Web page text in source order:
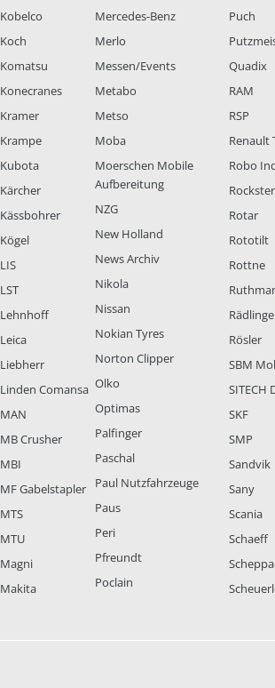
Kobelco
Koch
Komatsu
Konecranes
Kramer
Krampe
Kubota
Kärcher
Kässbohrer
Kögel
LIS
LST
Lehnhoff
Leica
Liebherr
Linden Comansa
MAN
MB Crusher
MBI
MF Gabelstapler
MTS
MTU
Magni
Makita
Mercedes-Benz
Merlo
Messen/Events
Metabo
Metso
Moba
Moerschen Mobile
Aufbereitung
NZG
New Holland
News Archiv
Nikola
Nissan
Nokian Tyres
Norton Clipper
Olko
Optimas
Palfinger
Paschal
Paul Nutzfahrzeuge
Paus
Peri
Pfreundt
Poclain
Puch
Quadix
RAM
RSP
Renault
Robo
Rockster
Rotar
Rototilt
Rottne
Rösler
SBM
SITECH
SKF
SMP
Sandvik
Sany
Scania
Schaeff